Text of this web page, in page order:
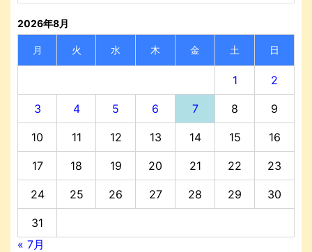
2026年8月
月 火 水 木 金 土 日
1 2
3 4 5 6 7 8 9
10 11 12 13 14 15 16
17 18 19 20 21 22 23
24 25 26 27 28 29 30
31
« 7月